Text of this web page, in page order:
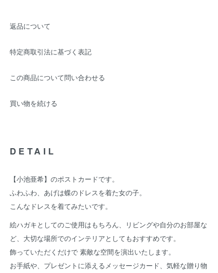
返品について
特定商取引法に基づく表記
この商品について問い合わせる
買い物を続ける
DETAIL
【小池亜希】のポストカードです。
ふわふわ、あげは蝶のドレスを着た女の子。
こんなドレスを着てみたいです。
絵ハガキとしてのご使用はもちろん、リビングや自分のお部屋な
ど、大切な場所でのインテリアとしてもおすすめです。
飾っていただくだけで 素敵な空間を演出いたします。
お手紙や、プレゼントに添えるメッセージカード、気軽な贈り物